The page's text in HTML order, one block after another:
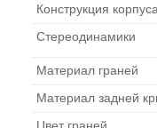
Конструкция корпуса
Стереодинамики
Материал граней
Материал задней